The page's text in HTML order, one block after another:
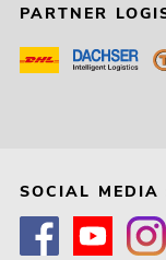
PARTNER
SOCIAL MEDIA